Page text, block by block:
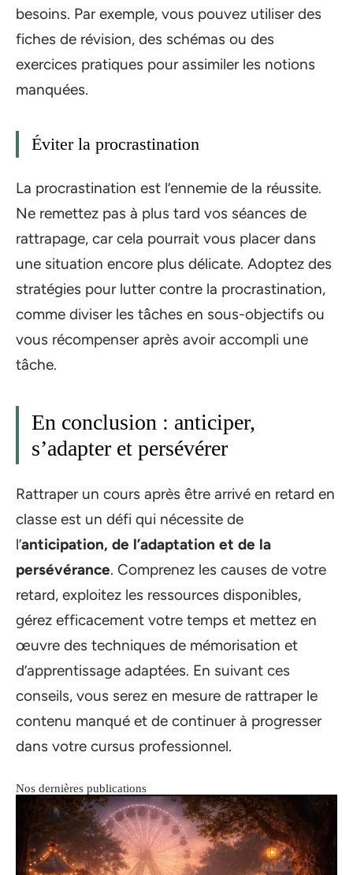
besoins. Par exemple, vous pouvez utiliser des
fiches de révision, des schémas ou des
exercices pratiques pour assimiler les notions
manquées.
Éviter la procrastination
La procrastination est l’ennemie de la réussite.
Ne remettez pas à plus tard vos séances de
rattrapage, car cela pourrait vous placer dans
une situation encore plus délicate. Adoptez des
stratégies pour lutter contre la procrastination,
comme diviser les tâches en sous-objectifs ou
vous récompenser après avoir accompli une
tâche.
En conclusion : anticiper,
s’adapter et persévérer
Rattraper un cours après être arrivé en retard en
classe est un défi qui nécessite de
l’anticipation, de l’adaptation et de la
persévérance. Comprenez les causes de votre
retard, exploitez les ressources disponibles,
gérez efficacement votre temps et mettez en
œuvre des techniques de mémorisation et
d’apprentissage adaptées. En suivant ces
conseils, vous serez en mesure de rattraper le
contenu manqué et de continuer à progresser
dans votre cursus professionnel.
Nos dernières publications